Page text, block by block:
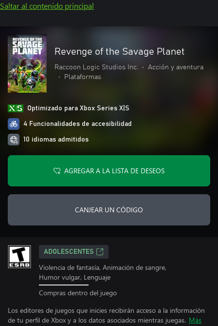
Saltar al contenido principal
Revenge of the Savage Planet
Raccoon Logic Studios Inc. •
Acción y aventura
•
Plataformas
Optimizado para Xbox Series X|S
4 Funcionalidades de accesibilidad
10 idiomas admitidos
AGREGAR A LA LISTA DE DESEOS
CANJEAR UN CÓDIGO
ADOLESCENTES
Violencia de fantasía, Animación de sangre,
Humor vulgar, Lenguaje
Compras dentro del juego
Los editores de juegos que inicies recibirán acceso a la información
de tu perfil de Xbox y a los datos asociados mientras juegas. Más